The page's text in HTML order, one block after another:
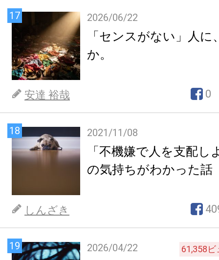
17 2026/06/22
「センスがない」人
か。
安達 裕哉 0
18 2021/11/08
「不機嫌で人を支配し
の気持ちがわかった話
しんざき
19 2026/04/22 61,358ビ